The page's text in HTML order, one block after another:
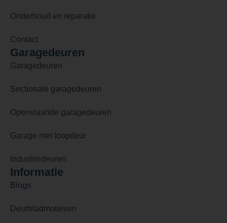
Onderhoud en reparatie
Contact
Garagedeuren
Garagedeuren
Sectionale garagedeuren
Openslaande garagedeuren
Garage met loopdeur
Industriedeuren
Informatie
Blogs
Deurbladmotieven